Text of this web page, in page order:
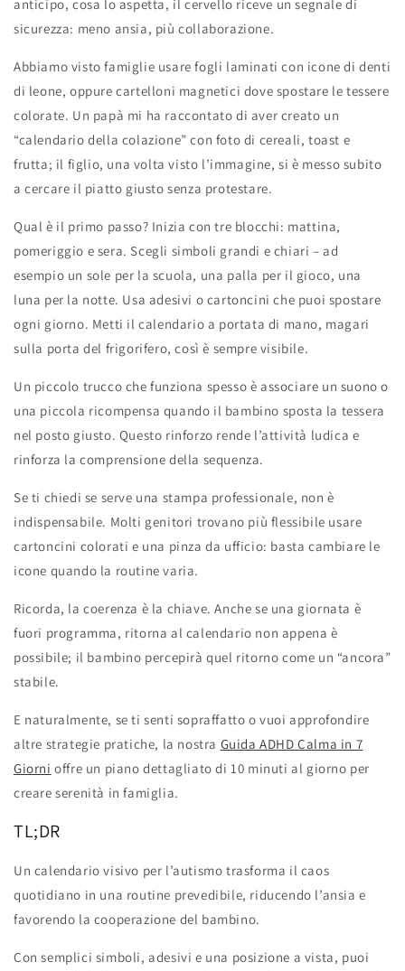
anticipo, cosa lo aspetta, il cervello riceve un segnale di
sicurezza: meno ansia, più collaborazione.
Abbiamo visto famiglie usare fogli laminati con icone di denti
di leone, oppure cartelloni magnetici dove spostare le tessere
colorate. Un papà mi ha raccontato di aver creato un
“calendario della colazione” con foto di cereali, toast e
frutta; il figlio, una volta visto l’immagine, si è messo subito
a cercare il piatto giusto senza protestare.
Qual è il primo passo? Inizia con tre blocchi: mattina,
pomeriggio e sera. Scegli simboli grandi e chiari – ad
esempio un sole per la scuola, una palla per il gioco, una
luna per la notte. Usa adesivi o cartoncini che puoi spostare
ogni giorno. Metti il calendario a portata di mano, magari
sulla porta del frigorifero, così è sempre visibile.
Un piccolo trucco che funziona spesso è associare un suono o
una piccola ricompensa quando il bambino sposta la tessera
nel posto giusto. Questo rinforzo rende l’attività ludica e
rinforza la comprensione della sequenza.
Se ti chiedi se serve una stampa professionale, non è
indispensabile. Molti genitori trovano più flessibile usare
cartoncini colorati e una pinza da ufficio: basta cambiare le
icone quando la routine varia.
Ricorda, la coerenza è la chiave. Anche se una giornata è
fuori programma, ritorna al calendario non appena è
possibile; il bambino percepirà quel ritorno come un “ancora”
stabile.
E naturalmente, se ti senti sopraffatto o vuoi approfondire
altre strategie pratiche, la nostra Guida ADHD Calma in 7
Giorni offre un piano dettagliato di 10 minuti al giorno per
creare serenità in famiglia.
TL;DR
Un calendario visivo per l’autismo trasforma il caos
quotidiano in una routine prevedibile, riducendo l’ansia e
favorendo la cooperazione del bambino.
Con semplici simboli, adesivi e una posizione a vista, puoi